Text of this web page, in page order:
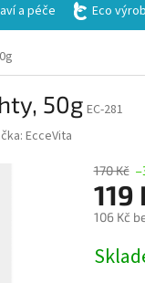
a péče Eco
50g EC-281
EcceVita
170 Kč
119
106 Kč
cena: